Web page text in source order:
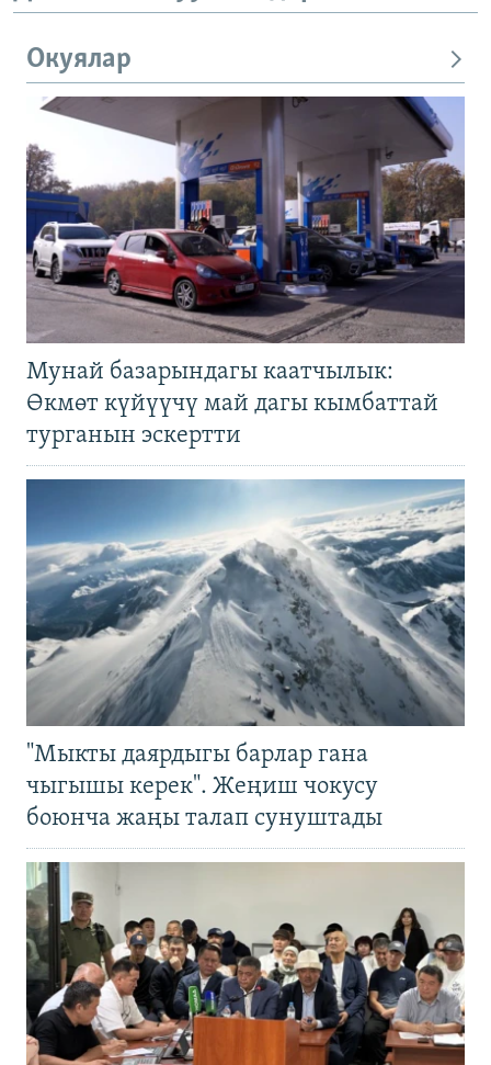
Окуялар
Мунай базарындагы каатчылык:
Өкмөт күйүүчү май дагы кымбаттай
турганын эскертти
"Мыкты даярдыгы барлар гана
чыгышы керек". Жеңиш чокусу
боюнча жаңы талап сунуштады